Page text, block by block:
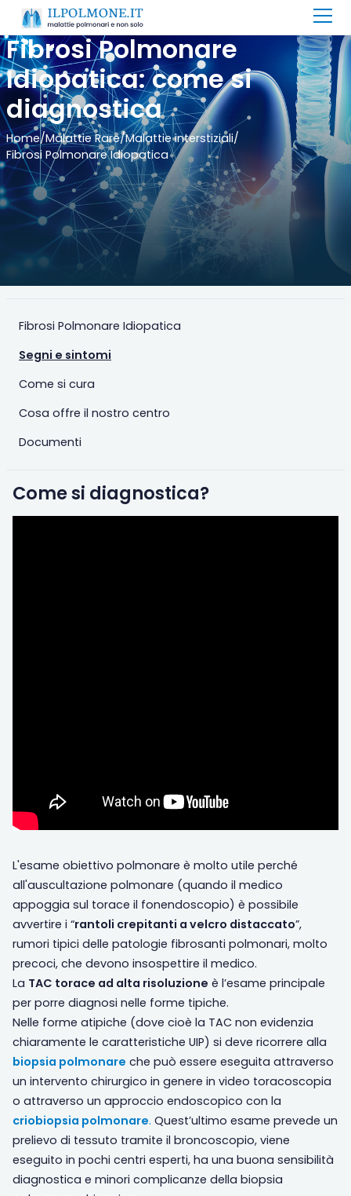
Fibrosi Polmonare
Idiopatica: come si
diagnostica
Home/Malattie Rare/Malattie interstiziali/
Fibrosi Polmonare Idiopatica
Fibrosi Polmonare Idiopatica
Segni e sintomi
Come si cura
Cosa offre il nostro centro
Documenti
Come si diagnostica?
L'esame obiettivo polmonare è molto utile perché
all'auscultazione polmonare (quando il medico
appoggia sul torace il fonendoscopio) è possibile
avvertire i “rantoli crepitanti a velcro distaccato”,
rumori tipici delle patologie fibrosanti polmonari, molto
precoci, che devono insospettire il medico.
La TAC torace ad alta risoluzione è l’esame principale
per porre diagnosi nelle forme tipiche.
Nelle forme atipiche (dove cioè la TAC non evidenzia
chiaramente le caratteristiche UIP) si deve ricorrere alla
biopsia polmonare che può essere eseguita attraverso
un intervento chirurgico in genere in video toracoscopia
o attraverso un approccio endoscopico con la
criobiopsia polmonare. Quest’ultimo esame prevede un
prelievo di tessuto tramite il broncoscopio, viene
eseguito in pochi centri esperti, ha una buona sensibilità
diagnostica e minori complicanze della biopsia